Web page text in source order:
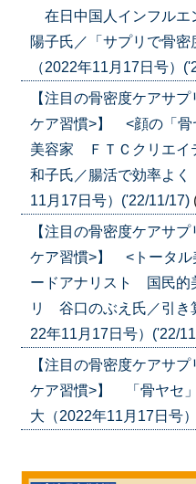
在日中国人インフルエ
陽子氏／「サプリで骨密
（2022年11月17日号）
【注目の骨密度ケアサ
ケア習慣>】 <顔の「骨
美容家 ＦＴＣクリエ
和子氏／腸活で効率よ
11月17日号）('22/11/17)
【注目の骨密度ケアサ
ケア習慣>】 <トータ
ードアナリスト 国民的
リ 谷口のぶえ氏／引き
22年11月17日号）('22/
【注目の骨密度ケアサ
ケア習慣>】 「骨ヤセ
大（2022年11月17日号